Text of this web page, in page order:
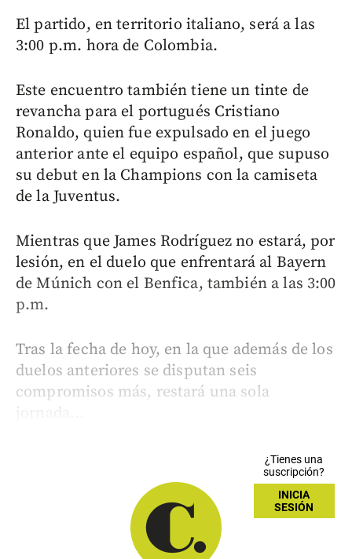
El partido, en territorio italiano, será a las
3:00 p.m. hora de Colombia.
Este encuentro también tiene un tinte de
revancha para el portugués Cristiano
Ronaldo, quien fue expulsado en el juego
anterior ante el equipo español, que supuso
su debut en la Champions con la camiseta
de la Juventus.
Mientras que James Rodríguez no estará, por
lesión, en el duelo que enfrentará al Bayern
de Múnich con el Benfica, también a las 3:00
p.m.
Tras la fecha de hoy, en la que además de los
duelos anteriores se disputan seis
compromisos más, restará una sola
jornada...
¿Tienes una
suscripción?
INICIA
SESIÓN